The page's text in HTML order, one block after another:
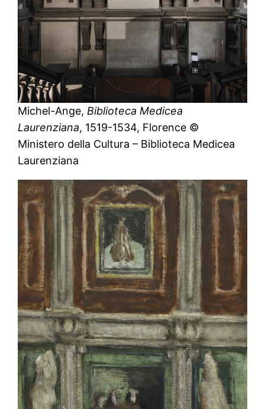
Michel-Ange,Biblioteca Medicea
Laurenziana, 1519-1534, Florence ©
Ministero della Cultura – Biblioteca Medicea
Laurenziana